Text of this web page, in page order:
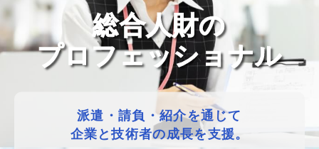
総合人財の
プロフェッショナル
派遣・請負・紹介を通じて
企業と技術者の成長を支援。